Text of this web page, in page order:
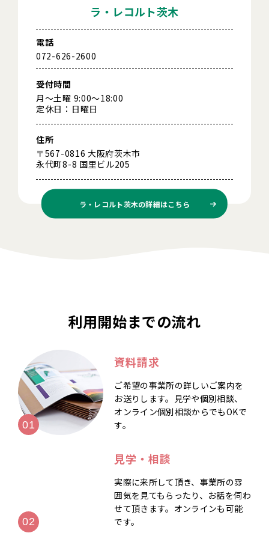
ラ・レコルト茨木
電話
072-626-2600
受付時間
月～土曜 9:00～18:00
定休日：日曜日
住所
〒567-0816 大阪府茨木市
永代町8-8 国里ビル205
ラ・レコルト茨木の詳細はこちら
利用開始までの流れ
資料請求
ご希望の事業所の詳しいご案内を
お送りします。見学や個別相談、
オンライン個別相談からでもOKで
す。
見学・相談
実際に来所して頂き、事業所の雰
囲気を見てもらったり、お話を伺わ
せて頂きます。オンラインも可能
です。